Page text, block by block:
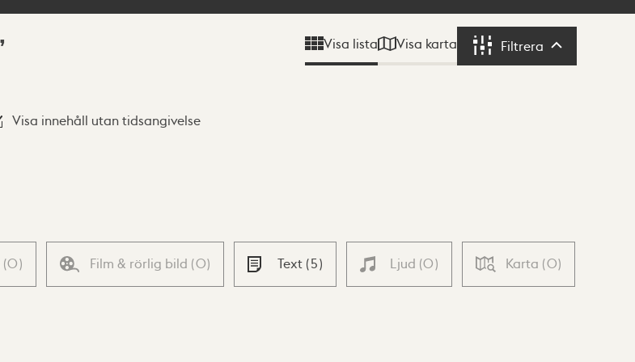
Visa lista Visa karta Filtrera Filtrera
Visa innehåll utan tidsangivelse
(0) Film & rörlig bild (0) Text (5) Ljud (0) Karta (0)